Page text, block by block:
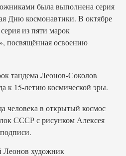
была выполнена серия
Дню космонавтики. В октябре
из пяти марок
посвящённая освоению
тандема Леонов-Соколов
к 15-летию космической эры.
человека в открытый космос
СССР с рисунком Алексея